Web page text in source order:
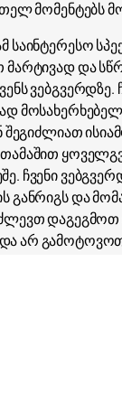
მომენტებს
საინტერესო
მარტივად და
შეგიძლიათ
ჩვენი
განრიგს და
დაგეგმოთ
არ